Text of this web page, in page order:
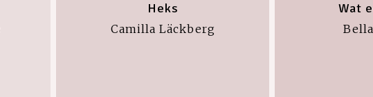
Heks
Camilla Läckberg
Wat